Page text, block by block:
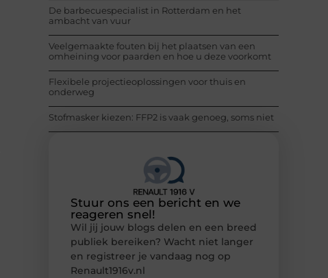
De barbecuespecialist in Rotterdam en het
ambacht van vuur
Veelgemaakte fouten bij het plaatsen van een
omheining voor paarden en hoe u deze voorkomt
Flexibele projectieoplossingen voor thuis en
onderweg
Stofmasker kiezen: FFP2 is vaak genoeg, soms niet
Stuur ons een bericht en we
reageren snel!
Wil jij jouw blogs delen en een breed
publiek bereiken? Wacht niet langer
en registreer je vandaag nog op
Renault1916v.nl